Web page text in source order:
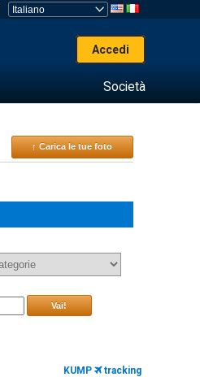
Accedi
Società
↑ Carica le tue foto
Vai!
KUMP tracking